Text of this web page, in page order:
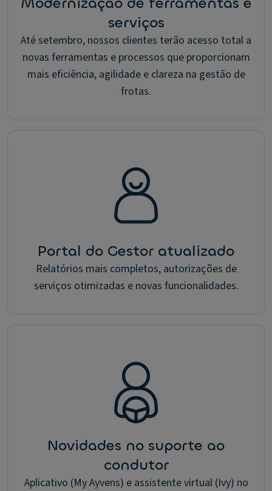
serviços
Até setembro, nossos clientes terão acesso total a
novas ferramentas e processos que proporcionam
mais eficiência, agilidade e clareza na gestão de
frotas.
Portal do Gestor atualizado
Relatórios mais completos, autorizações de
serviços otimizadas e novas funcionalidades.
Novidades no suporte ao
condutor
Aplicativo (My Ayvens) e assistente virtual (Ivy) no